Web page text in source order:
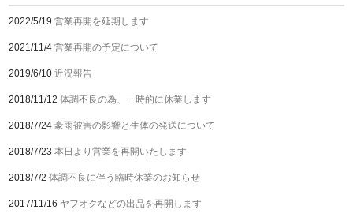
2022/5/19 営業再開を延期します
2021/11/4 営業再開の予定について
2019/6/10 近況報告
2018/11/12 体調不良の為、一時的に休業します
2018/7/24 豪雨被害の影響と生体の発送について
2018/7/23 本日より営業を再開いたします
2018/7/2 体調不良に伴う臨時休業のお知らせ
2017/11/16 ヤフオクなどの出品を再開します